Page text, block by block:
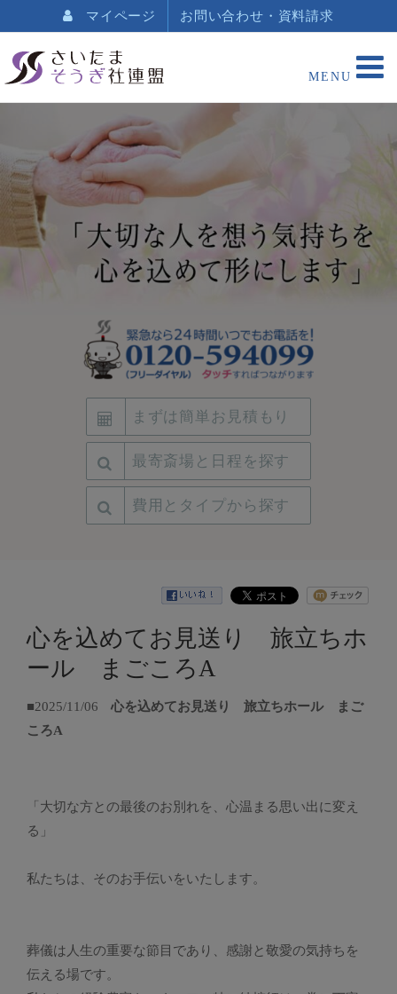
マイページ お問い合わせ・資料請求
まずは簡単お見積もり
最寄斎場と日程を探す
費用とタイプから探す
心を込めてお見送り 旅立ちホ
ール まごころA
■2025/11/06
心を込めてお見送り 旅立ちホール まご
ころA
「大切な方との最後のお別れを、心温まる思い出に変え
る」
私たちは、そのお手伝いをいたします。
葬儀は人生の重要な節目であり、感謝と敬愛の気持ちを
伝える場です。